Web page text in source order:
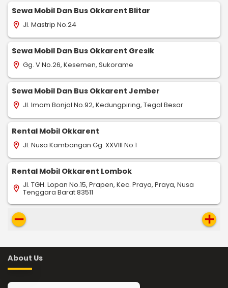
Sewa Mobil Dan Bus Okkarent Blitar
location_on Jl. Mastrip No.24
Sewa Mobil Dan Bus Okkarent Gresik
location_on Gg. V No.26, Kesemen, Sukorame
Sewa Mobil Dan Bus Okkarent Jember
location_on Jl. Imam Bonjol No.92, Kedungpiring, Tegal Besar
Rental Mobil Okkarent
location_on Jl. Nusa Kambangan Gg. XXVIII No.1
Rental Mobil Okkarent Lombok
location_on Jl. TGH. Lopan No.15, Prapen, Kec. Praya, Praya, Nusa
Tenggara Barat 83511
remove add
About Us